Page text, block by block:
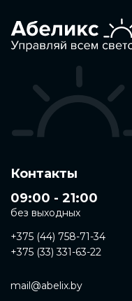
Контакты
09:00 - 21:00
без выходных
+375 (44) 758-71-34
+375 (33) 331-63-22
mail@abelix.by